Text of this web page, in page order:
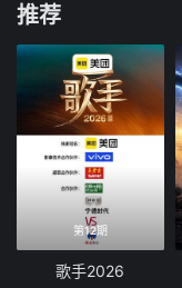
推荐
第12期
歌手2026